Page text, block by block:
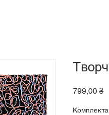
799,00 ₴